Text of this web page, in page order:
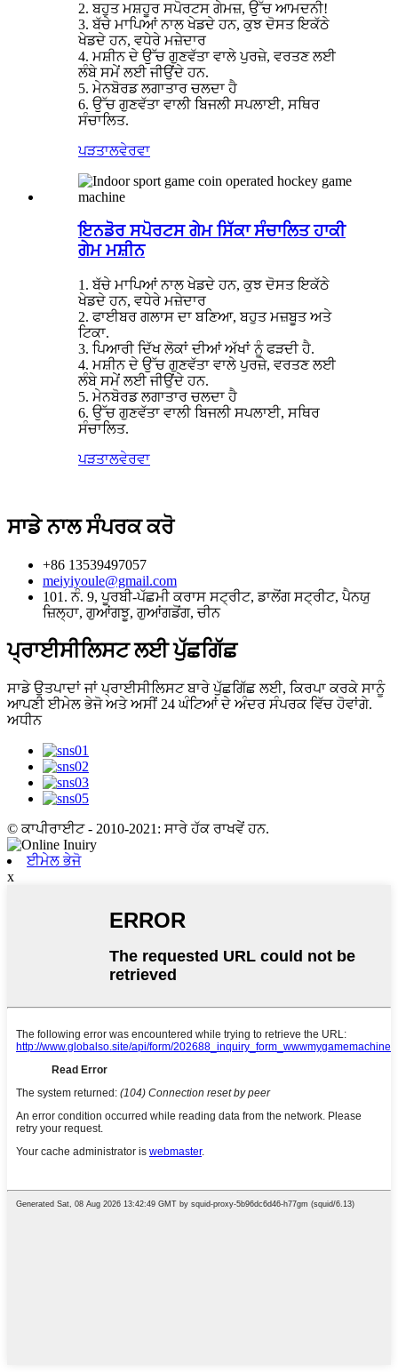
2. ਬਹੁਤ ਮਸ਼ਹੂਰ ਸਪੋਰਟਸ ਗੇਮਜ਼, ਉੱਚ ਆਮਦਨੀ!
3. ਬੱਚੇ ਮਾਪਿਆਂ ਨਾਲ ਖੇਡਦੇ ਹਨ, ਕੁਝ ਦੋਸਤ ਇਕੱਠੇ
ਖੇਡਦੇ ਹਨ, ਵਧੇਰੇ ਮਜ਼ੇਦਾਰ
4. ਮਸ਼ੀਨ ਦੇ ਉੱਚ ਗੁਣਵੱਤਾ ਵਾਲੇ ਪੁਰਜ਼ੇ, ਵਰਤਣ ਲਈ
ਲੰਬੇ ਸਮੇਂ ਲਈ ਜੀਉਂਦੇ ਹਨ.
5. ਮੇਨਬੋਰਡ ਲਗਾਤਾਰ ਚਲਦਾ ਹੈ
6. ਉੱਚ ਗੁਣਵੱਤਾ ਵਾਲੀ ਬਿਜਲੀ ਸਪਲਾਈ, ਸਥਿਰ
ਸੰਚਾਲਿਤ.
ਪੜਤਾਲਵੇਰਵਾ
ਇਨਡੋਰ ਸਪੋਰਟਸ ਗੇਮ ਸਿੱਕਾ ਸੰਚਾਲਿਤ ਹਾਕੀ
ਗੇਮ ਮਸ਼ੀਨ
1. ਬੱਚੇ ਮਾਪਿਆਂ ਨਾਲ ਖੇਡਦੇ ਹਨ, ਕੁਝ ਦੋਸਤ ਇਕੱਠੇ
ਖੇਡਦੇ ਹਨ, ਵਧੇਰੇ ਮਜ਼ੇਦਾਰ
2. ਫਾਈਬਰ ਗਲਾਸ ਦਾ ਬਣਿਆ, ਬਹੁਤ ਮਜ਼ਬੂਤ ​​ਅਤੇ
ਟਿਕਾ.
3. ਪਿਆਰੀ ਦਿੱਖ ਲੋਕਾਂ ਦੀਆਂ ਅੱਖਾਂ ਨੂੰ ਫੜਦੀ ਹੈ.
4. ਮਸ਼ੀਨ ਦੇ ਉੱਚ ਗੁਣਵੱਤਾ ਵਾਲੇ ਪੁਰਜ਼ੇ, ਵਰਤਣ ਲਈ
ਲੰਬੇ ਸਮੇਂ ਲਈ ਜੀਉਂਦੇ ਹਨ.
5. ਮੇਨਬੋਰਡ ਲਗਾਤਾਰ ਚਲਦਾ ਹੈ
6. ਉੱਚ ਗੁਣਵੱਤਾ ਵਾਲੀ ਬਿਜਲੀ ਸਪਲਾਈ, ਸਥਿਰ
ਸੰਚਾਲਿਤ.
ਪੜਤਾਲਵੇਰਵਾ
ਸਾਡੇ ਨਾਲ ਸੰਪਰਕ ਕਰੋ
+86 13539497057
meiyiyoule@gmail.com
101. ਨੰ. 9, ਪੂਰਬੀ-ਪੱਛਮੀ ਕਰਾਸ ਸਟ੍ਰੀਟ, ਡਾਲੋਂਗ ਸਟ੍ਰੀਟ, ਪੈਨਯੁ
ਜ਼ਿਲ੍ਹਾ, ਗੁਆਂਗਝੂ, ਗੁਆਂਗਡੋਂਗ, ਚੀਨ
ਪ੍ਰਾਈਸੀਲਿਸਟ ਲਈ ਪੁੱਛਗਿੱਛ
ਸਾਡੇ ਉਤਪਾਦਾਂ ਜਾਂ ਪ੍ਰਾਈਸੀਲਿਸਟ ਬਾਰੇ ਪੁੱਛਗਿੱਛ ਲਈ, ਕਿਰਪਾ ਕਰਕੇ ਸਾਨੂੰ
ਆਪਣੀ ਈਮੇਲ ਭੇਜੋ ਅਤੇ ਅਸੀਂ 24 ਘੰਟਿਆਂ ਦੇ ਅੰਦਰ ਸੰਪਰਕ ਵਿੱਚ ਹੋਵਾਂਗੇ.
ਅਧੀਨ
© ਕਾਪੀਰਾਈਟ - 2010-2021: ਸਾਰੇ ਹੱਕ ਰਾਖਵੇਂ ਹਨ.
ਈਮੇਲ ਭੇਜੋ
x